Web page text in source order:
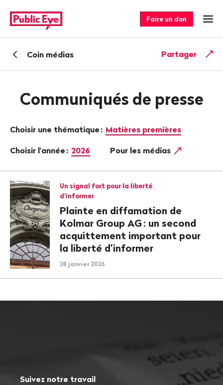
sur
publiceye.ch
rapide
Faire un don
RetourCoin médias Partager
Communiqués de presse
Choisir une thématique : Matières premières
Choisir l'année : 2026 Pour les médias
Un signal fort pour la liberté
d’informer
Plainte en diffamation de
Kolmar Group AG : un second
acquitte­ment important pour
la liberté d’informer
28 janvier 2026
Suivez notre travail